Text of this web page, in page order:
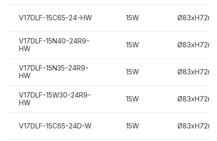
V17DLF-15C65-24-HW 15W
V17DLF-15N40-24R9-
HW
15W
V17DLF-15N35-24R9-
HW
15W
V17DLF-15W30-24R9-
HW
15W
V17DLF-15C65-24D-W 15W